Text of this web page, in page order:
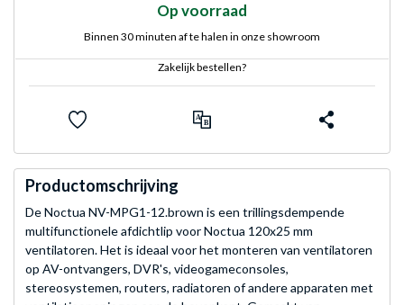
Op voorraad
Binnen 30 minuten af te halen in onze showroom
Zakelijk bestellen?
Productomschrijving
De Noctua NV-MPG1-12.brown is een trillingsdempende
multifunctionele afdichtlip voor Noctua 120x25 mm
ventilatoren. Het is ideaal voor het monteren van ventilatoren
op AV-ontvangers, DVR's, videogameconsoles,
stereosystemen, routers, radiatoren of andere apparaten met